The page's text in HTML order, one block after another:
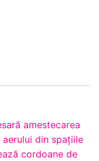
amestecarea
din spaţiile
cordoane de